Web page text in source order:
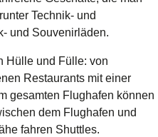
Technik- und
und Souvenirläden.
Hülle und Fülle: von
Restaurants mit einer
gesamten Flughafen können
dem Flughafen und
fahren Shuttles.